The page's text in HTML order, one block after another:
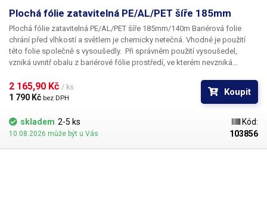
Plochá fólie zatavitelná PE/AL/PET šíře 185mm
Plochá fólie zatavitelná PE/AL/PET šíře 185mm/140m
chrání před vlhkostí a světlem je chemicky netečná. Vhodné je použití
této folie společně s vysoušedly. Při správném použití vysoušedel,
vzniká uvnitř obalu z bariérové fólie prostředí, ve kterém nevzniká
plody, čaje, káva tak i například pro balení elektroniky, součástek a dílů,
které jsou náchylné na korozi nebo oxidaci. Fólie má potravinářský
Fólii lze použít v kombinaci s našim automatickým balícím strojem do
99g a lze ji také svařovat pomocí klešťové svářečky.
2 165,90 Kč / ks
1 790 Kč bez DPH
Koupit
skladem 2-5 ks
10.08.2026 může být u Vás
Kód:
103856